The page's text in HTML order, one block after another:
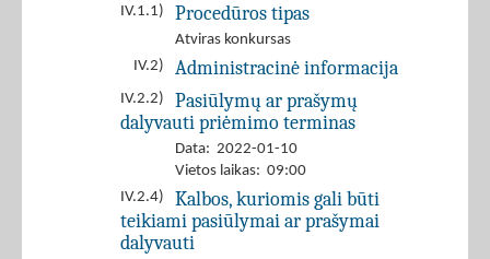
IV.1.1) Procedūros tipas
Atviras konkursas
IV.2)
Administracinė informacija
IV.2.2)
Pasiūlymų ar prašymų
dalyvauti priėmimo terminas
Data: 2022-01-10
Vietos laikas: 09:00
IV.2.4)
Kalbos, kuriomis gali būti
teikiami pasiūlymai ar prašymai
dalyvauti